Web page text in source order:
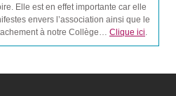
Elle est en effet importante car elle
envers l’association ainsi que le
à notre Collège… Clique ici